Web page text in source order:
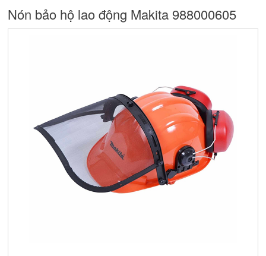
Nón bảo hộ lao động Makita 988000605